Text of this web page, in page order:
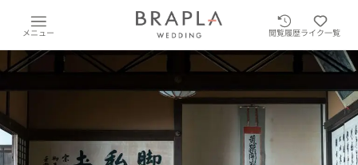
メニュー 閲覧履歴ライク一覧